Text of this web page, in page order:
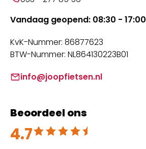
Vandaag geopend: 08:30 - 17:00
KvK-Nummer: 86877623
BTW-Nummer: NL864130223B01
info@joopfietsen.nl
Beoordeel ons
4.7
Beoordeeld met 4.7 uit 5